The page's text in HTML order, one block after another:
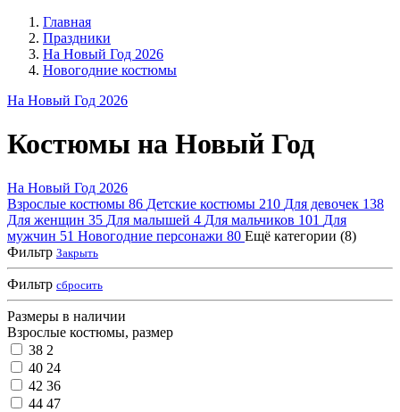
Главная
Праздники
На Новый Год 2026
Новогодние костюмы
На Новый Год 2026
Костюмы на Новый Год
На Новый Год 2026
Взрослые костюмы 86 Детские костюмы 210 Для девочек 138
Для женщин 35 Для малышей 4 Для мальчиков 101 Для
мужчин 51 Новогодние персонажи 80 Ещё категории (8)
Фильтр Закрыть
Фильтр сбросить
Размеры в наличии
Взрослые костюмы, размер
38 2
40 24
42 36
44 47